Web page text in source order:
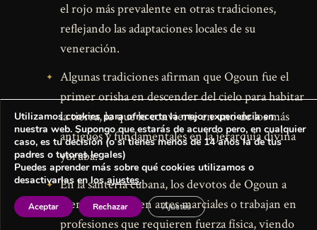
el rojo más prevalente en otras tradiciones,
reflejando las adaptaciones locales de su
veneración.
Algunas tradiciones afirman que Ogoun fue el
primer orisha en descender del cielo para habitar
la tierra, lo que lo convierte en uno de los más
antiguos y fundamentales en la jerarquía divina
yoruba.
En la santería cubana, los devotos de Ogoun a
menudo aprenden artes marciales o trabajan en
profesiones que requieren fuerza física, viendo
Utilizamos cookies para ofrecerte la mejor experiencia en
nuestra web. Supongo que estarás de acuerdo pero, en cualquier
caso, es tu decisión (o si tienes menos de 14 años la de tus
padres o tutores legales)
Puedes aprender más sobre qué cookies utilizamos o
desactivarlas en losajustes.
Aceptar Rechazar Ajustes